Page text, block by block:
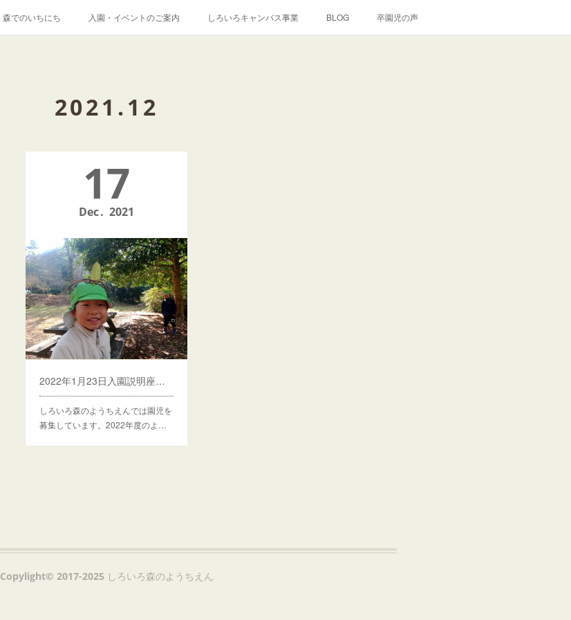
森でのいちにち 入園・イベントのご案内 しろいろキャンバス事業 BLOG 卒園児の声
2021 .12
17
Dec 2021
2022年1月23日入園説明座談会＆28日体験会
しろいろ森のようちえんでは園児を
募集しています。2022年度のよ…
Copylight© 2017-2025 しろいろ森のようちえん